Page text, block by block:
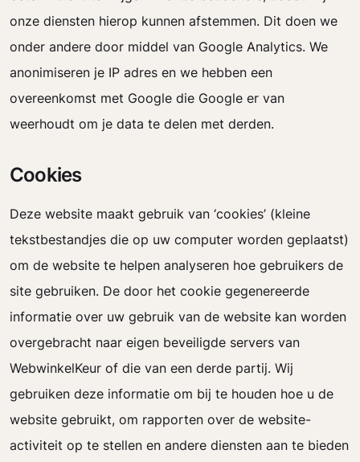
onze diensten hierop kunnen afstemmen. Dit doen we
onder andere door middel van Google Analytics. We
anonimiseren je IP adres en we hebben een
overeenkomst met Google die Google er van
weerhoudt om je data te delen met derden.
Cookies
Deze website maakt gebruik van ‘cookies’ (kleine
tekstbestandjes die op uw computer worden geplaatst)
om de website te helpen analyseren hoe gebruikers de
site gebruiken. De door het cookie gegenereerde
informatie over uw gebruik van de website kan worden
overgebracht naar eigen beveiligde servers van
WebwinkelKeur of die van een derde partij. Wij
gebruiken deze informatie om bij te houden hoe u de
website gebruikt, om rapporten over de website-
activiteit op te stellen en andere diensten aan te bieden